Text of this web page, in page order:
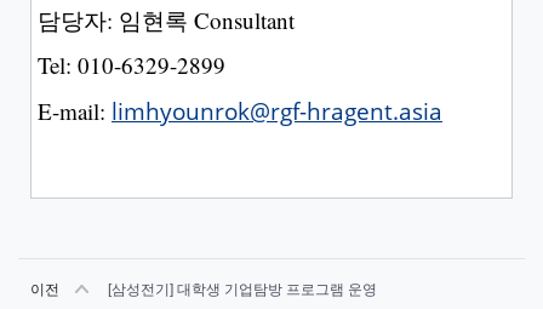
담당자: 임현록 Consultant
Tel: 010-6329-2899
E-mail: limhyounrok@rgf-hragent.asia
이전 [삼성전기] 대학생 기업탐방 프로그램 운영